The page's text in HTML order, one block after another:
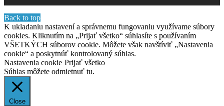
Back to top
K ukladaniu nastavení a správnemu fungovaniu využívame súbory
cookies. Kliknutím na „Prijať všetko“ súhlasíte s používaním
VŠETKÝCH súborov cookie. Môžete však navštíviť „Nastavenia
cookie“ a poskytnúť kontrolovaný súhlas.
Nastavenia cookie Prijať všetko
Súhlas môžete odmietnuť tu.
Close